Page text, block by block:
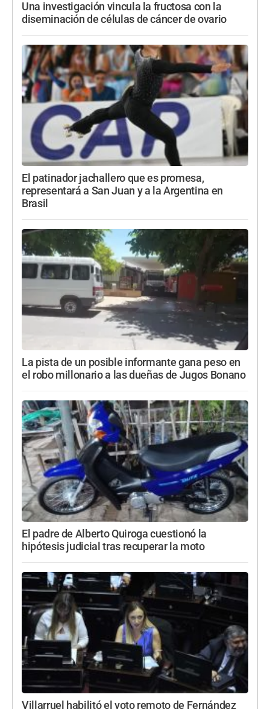
Una investigación vincula la fructosa con la
diseminación de células de cáncer de ovario
El patinador jachallero que es promesa,
representará a San Juan y a la Argentina en
Brasil
La pista de un posible informante gana peso en
el robo millonario a las dueñas de Jugos Bonano
El padre de Alberto Quiroga cuestionó la
hipótesis judicial tras recuperar la moto
Villarruel habilitó el voto remoto de Fernández